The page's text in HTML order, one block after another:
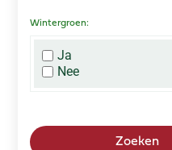
Roze
Zwart
Wintergroen:
Ja
Nee